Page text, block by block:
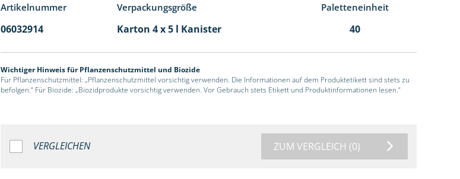
Artikelnummer Verpackungsgröße Paletteneinheit
06032914 Karton 4 x 5 l Kanister 40
Wichtiger Hinweis für Pflanzenschutzmittel und Biozide
Für Pflanzenschutzmittel: „Pflanzenschutzmittel vorsichtig verwenden. Die Informationen auf dem Produktetikett sind stets zu
befolgen.“ Für Biozide: „Biozidprodukte vorsichtig verwenden. Vor Gebrauch stets Etikett und Produktinformationen lesen.“
VERGLEICHEN ZUM VERGLEICH (0)